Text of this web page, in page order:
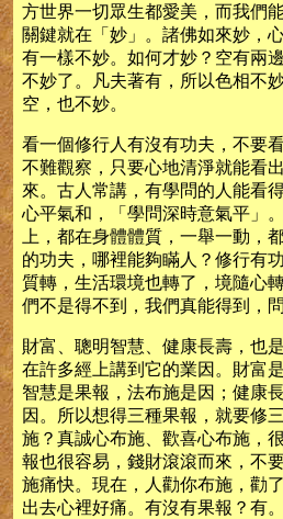
方世界一切眾生都愛美，而我們
關鍵就在「妙」。諸佛如來妙，
有一樣不妙。如何才妙？空有兩
不妙了。凡夫著有，所以色相不
空，也不妙。
看一個修行人有沒有功夫，不要
不難觀察，只要心地清淨就能看
來。古人常講，有學問的人能看
心平氣和，「學問深時意氣平」
上，都在身體體質，一舉一動，
的功夫，哪裡能夠瞞人？修行有
質轉，生活環境也轉了，境隨心
們不是得不到，我們真能得到，
財富、聰明智慧、健康長壽，也
在許多經上講到它的業因。財富
智慧是果報，法布施是因；健康
因。所以想得三種果報，就要修
施？真誠心布施、歡喜心布施，
報也很容易，錢財滾滾而來，不
施痛快。現在，人勸你布施，勸
出去心裡好痛。有沒有果報？有